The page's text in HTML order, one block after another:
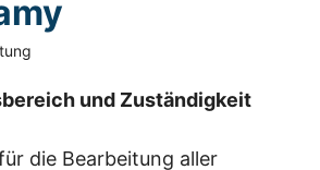
und Zuständigkeit
die Bearbeitung aller